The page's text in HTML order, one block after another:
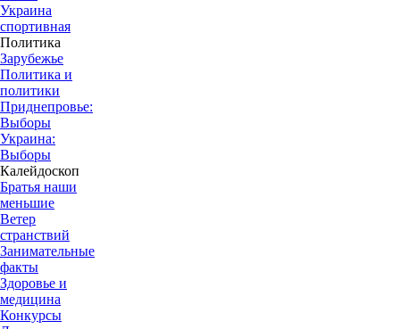
Украина
спортивная
Политика
Зарубежье
Политика и
политики
Приднепровье:
Выборы
Украина:
Выборы
Калейдоскоп
Братья наши
меньшие
Ветер
странствий
Занимательные
факты
Здоровье и
медицина
Конкурсы